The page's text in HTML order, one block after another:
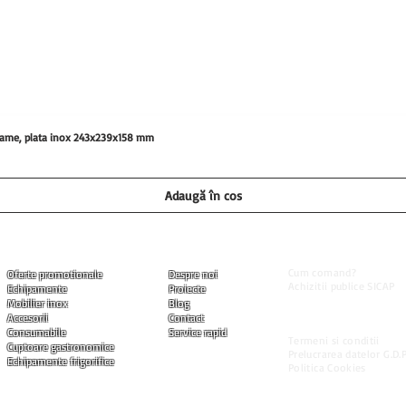
plata inox 243x239x158 mm
Adaugă în coș
Oferte promotionale
Echipamente
Mobilier inox
Accesorii
Consumabile
Cuptoare gastronomice
Echipamente frigorifice
Despre noi
Proiecte
Blog
Contact
Service rapid